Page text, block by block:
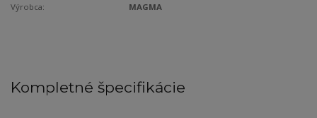
Výrobca:
MAGMA
Kompletné špecifikácie